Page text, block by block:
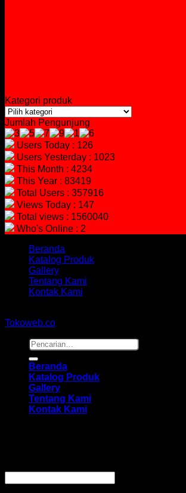
Kategori produk
Jumlah Pengunjung
Users Today : 126
Users Yesterday : 1023
This Month : 4234
This Year : 83419
Total Users : 357916
Views Today : 147
Total views : 1560040
Who's Online : 2
Beranda
Katalog Produk
Gallery
Tentang Kami
Kontak Kami
Tokoweb.co
Pencarian
untuk:
Beranda
Katalog Produk
Gallery
Tentang Kami
Kontak Kami